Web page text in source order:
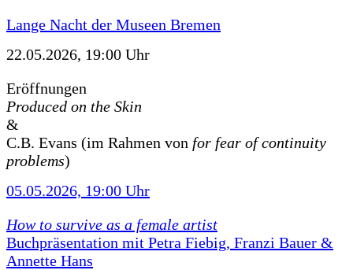
Lange Nacht der Museen Bremen
22.05.2026, 19:00 Uhr
Eröffnungen
Produced on the Skin
&
C.B. Evans (im Rahmen von for fear of continuity
problems)
05.05.2026, 19:00 Uhr
How to survive as a female artist
Buchpräsentation mit Petra Fiebig, Franzi Bauer &
Annette Hans